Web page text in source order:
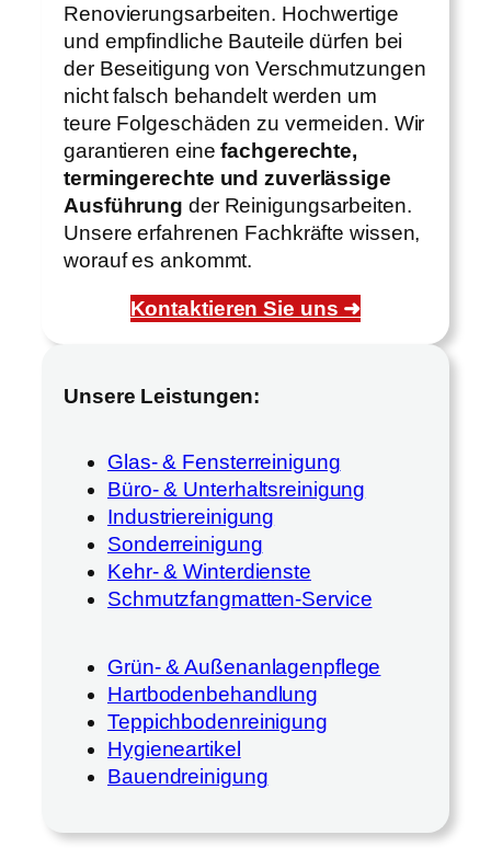
Renovierungsarbeiten. Hochwertige
und empfindliche Bauteile dürfen bei
der Beseitigung von Verschmutzungen
nicht falsch behandelt werden um
teure Folgeschäden zu vermeiden. Wir
garantieren einefachgerechte,
termingerechte und zuverlässige
Ausführung der Reinigungsarbeiten.
Unsere erfahrenen Fachkräfte wissen,
worauf es ankommt.
Kontaktieren Sie uns ➜
Unsere Leistungen:
Glas- & Fensterreinigung
Büro- & Unterhaltsreinigung
Industriereinigung
Sonderreinigung
Kehr- & Winterdienste
Schmutzfangmatten-Service
Grün- & Außenanlagenpflege
Hartbodenbehandlung
Teppichbodenreinigung
Hygieneartikel
Bauendreinigung